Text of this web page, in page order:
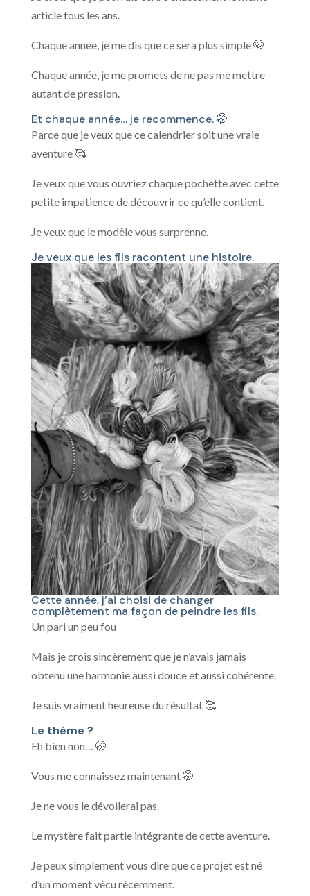
article tous les ans.
Chaque année, je me dis que ce sera plus simple 🤭
Chaque année, je me promets de ne pas me mettre
autant de pression.
Et chaque année… je recommence. 🤭
Parce que je veux que ce calendrier soit une vraie
aventure 🥰
Je veux que vous ouvriez chaque pochette avec cette
petite impatience de découvrir ce qu’elle contient.
Je veux que le modèle vous surprenne.
Je veux que les fils racontent une histoire.
Cette année, j’ai choisi de changer
complètement ma façon de peindre les fils.
Un pari un peu fou
Mais je crois sincèrement que je n’avais jamais
obtenu une harmonie aussi douce et aussi cohérente.
Je suis vraiment heureuse du résultat 🥰
Le thème ?
Eh bien non… 🤭
Vous me connaissez maintenant 🤭
Je ne vous le dévoilerai pas.
Le mystère fait partie intégrante de cette aventure.
Je peux simplement vous dire que ce projet est né
d’un moment vécu récemment.